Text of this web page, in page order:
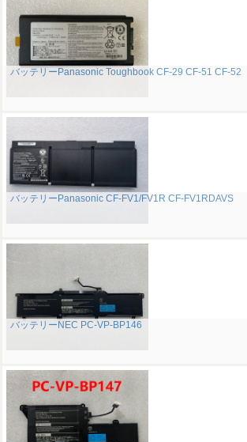
バッテリーPanasonic Toughbook CF-29 CF-51 CF-52
バッテリーPanasonic CF-FV1/FV1R CF-FV1RDAVS
バッテリーNEC PC-VP-BP146